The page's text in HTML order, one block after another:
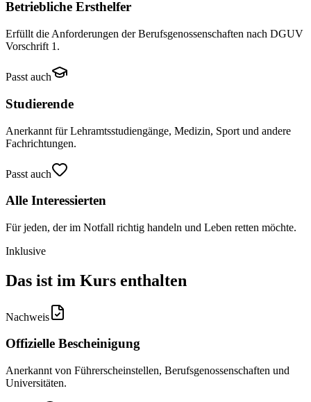
Betriebliche Ersthelfer
Erfüllt die Anforderungen der Berufsgenossenschaften nach DGUV
Vorschrift 1.
Passt auch
Studierende
Anerkannt für Lehramtsstudiengänge, Medizin, Sport und andere
Fachrichtungen.
Passt auch
Alle Interessierten
Für jeden, der im Notfall richtig handeln und Leben retten möchte.
Inklusive
Das ist im Kurs enthalten
Nachweis
Offizielle Bescheinigung
Anerkannt von Führerscheinstellen, Berufsgenossenschaften und
Universitäten.